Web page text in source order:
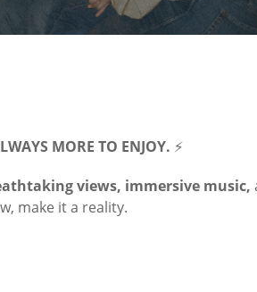
MORE TO ENJOY. ⚡
views, immersive music,
make it a reality.